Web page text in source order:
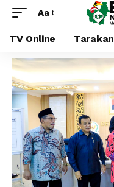
Aa
TV Online Tarakan